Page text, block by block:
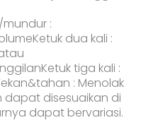
:
dua kali :
tiga kali :
: Menolak
dapat disesuaikan di
dapat bervariasi.